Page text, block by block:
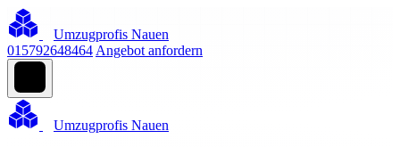
Umzugprofis Nauen
015792648464 Angebot anfordern
Umzugprofis Nauen